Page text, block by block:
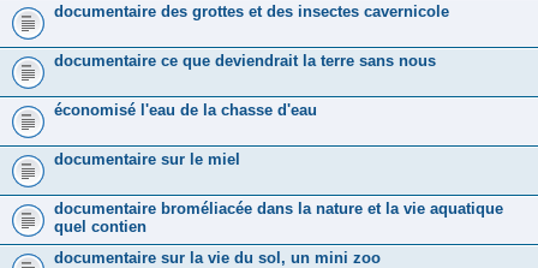
documentaire des grottes et des insectes cavernicole
documentaire ce que deviendrait la terre sans nous
économisé l'eau de la chasse d'eau
documentaire sur le miel
documentaire broméliacée dans la nature et la vie aquatique
quel contien
documentaire sur la vie du sol, un mini zoo